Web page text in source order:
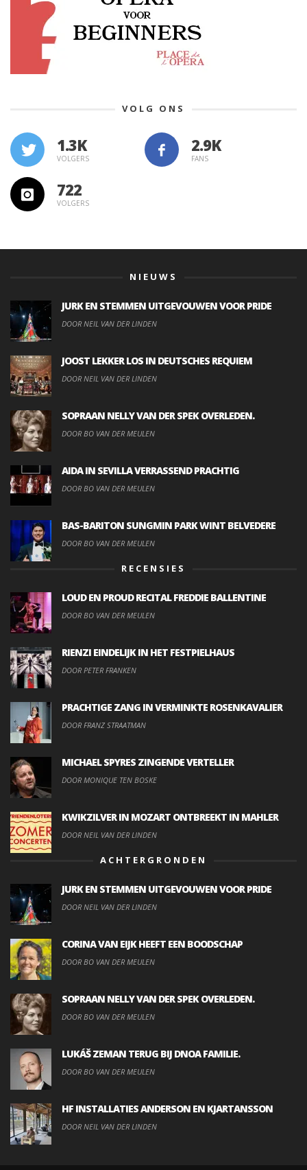
VOLG ONS
1.3K
VOLGERS FANS
722
VOLGERS
NIEUWS
JURK EN STEMMEN UITGEVOUWEN VOOR PRIDE
DOOR NEIL VAN DER LINDEN
JOOST LEKKER LOS IN DEUTSCHES REQUIEM
DOOR NEIL VAN DER LINDEN
SOPRAAN NELLY VAN DER SPEK OVERLEDEN.
DOOR BO VAN DER MEULEN
AIDA IN SEVILLA VERRASSEND PRACHTIG
DOOR BO VAN DER MEULEN
BAS-BARITON SUNGMIN PARK WINT BELVEDERE
DOOR BO VAN DER MEULEN
RECENSIES
LOUD EN PROUD RECITAL FREDDIE BALLENTINE
DOOR BO VAN DER MEULEN
RIENZI EINDELIJK IN HET FESTPIELHAUS
DOOR PETER FRANKEN
PRACHTIGE ZANG IN VERMINKTE ROSENKAVALIER
DOOR FRANZ STRAATMAN
MICHAEL SPYRES ZINGENDE VERTELLER
DOOR MONIQUE TEN BOSKE
KWIKZILVER IN MOZART ONTBREEKT IN MAHLER
DOOR NEIL VAN DER LINDEN
ACHTERGRONDEN
JURK EN STEMMEN UITGEVOUWEN VOOR PRIDE
DOOR NEIL VAN DER LINDEN
CORINA VAN EIJK HEEFT EEN BOODSCHAP
DOOR BO VAN DER MEULEN
SOPRAAN NELLY VAN DER SPEK OVERLEDEN.
DOOR BO VAN DER MEULEN
LUKÁŠ ZEMAN TERUG BIJ DNOA FAMILIE.
DOOR BO VAN DER MEULEN
HF INSTALLATIES ANDERSON EN KJARTANSSON
DOOR NEIL VAN DER LINDEN